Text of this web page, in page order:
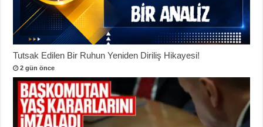
Tutsak Edilen Bir Ruhun Yeniden Diriliş Hikayesi!
2 gün önce